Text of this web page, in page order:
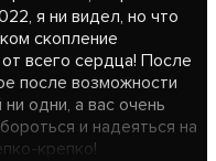
я ни видел, но что
скопление
всего сердца! После
после возможности
одни, а вас очень
и надеяться на
крепко!